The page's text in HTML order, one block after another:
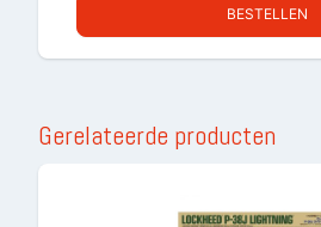
BESTELLEN
Gerelateerde producten